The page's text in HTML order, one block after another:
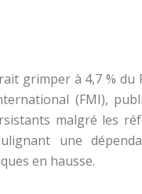
grimper à 4,7 % du
(FMI),
malgré les
une
en hausse.